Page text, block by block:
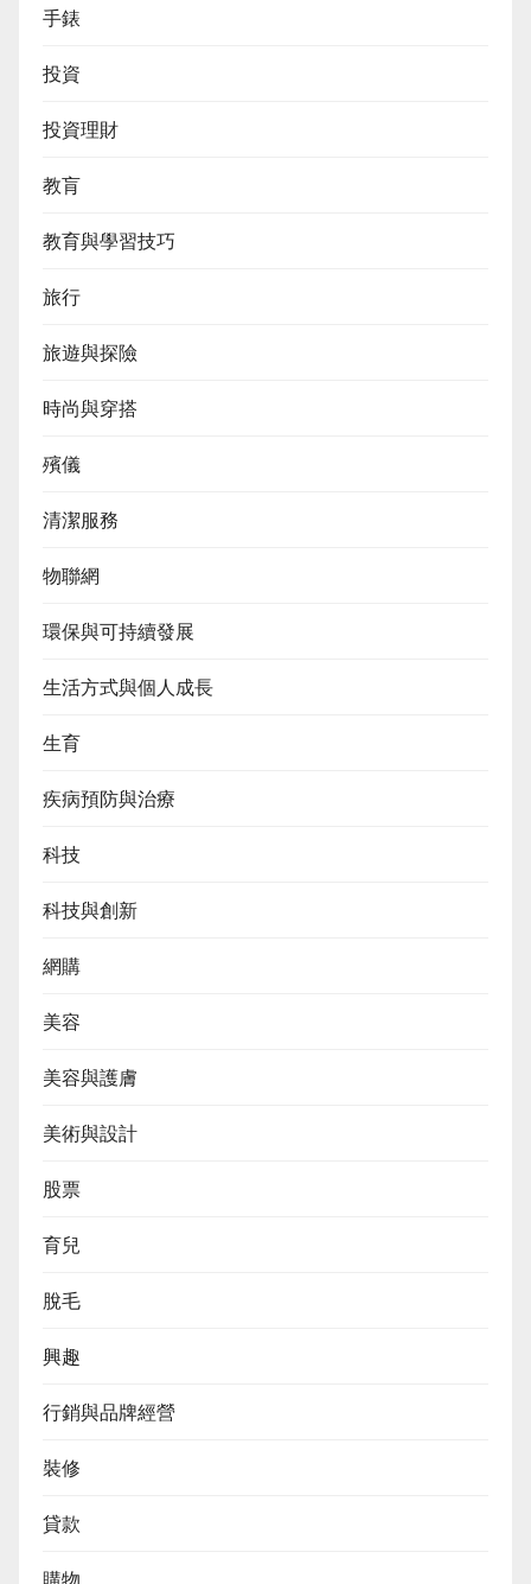
手錶
投資
投資理財
教肓
教育與學習技巧
旅行
旅遊與探險
時尚與穿搭
殯儀
清潔服務
物聯網
環保與可持續發展
生活方式與個人成長
生育
疾病預防與治療
科技
科技與創新
網購
美容
美容與護膚
美術與設計
股票
育兒
脫毛
興趣
行銷與品牌經營
裝修
貸款
購物